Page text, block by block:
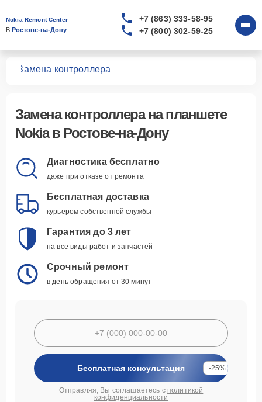
Nokia Remont Center
В Ростове-на-Дону
+7 (863) 333-58-95
+7 (800) 302-59-25
Замена контроллера
Замена контроллерана планшете
Nokia в Ростове-на-Дону
Диагностика бесплатно
даже при отказе от ремонта
Бесплатная доставка
курьером собственной службы
Гарантия до 3 лет
на все виды работ и запчастей
Срочный ремонт
в день обращения от 30 минут
Бесплатная консультация -25%
Отправляя, Вы соглашаетесь с политикой
конфиденциальности